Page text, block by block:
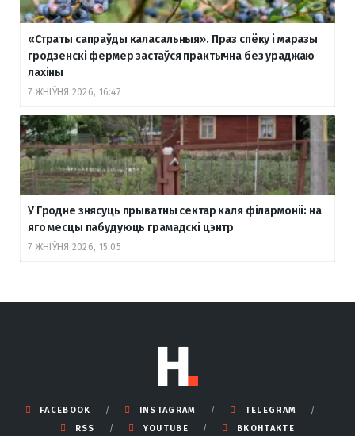
«Страты сапраўды каласальныя». Праз спёку і маразы
гродзенскі фермер застаўся практычна без ураджаю
лахіны
7 ЖНІЎНЯ 2026, 16:47
У Гродне знясуць прыватны сектар каля філармоніі: на
яго месцы пабудуюць грамадскі цэнтр
7 ЖНІЎНЯ 2026, 15:05
FACEBOOK INSTAGRAM
TELEGRAM
RSS
YOUTUBE ВКОНТАКТЕ